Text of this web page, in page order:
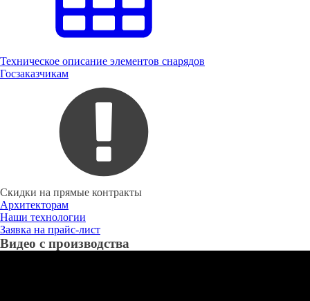
Техническое описание элементов снарядов
Госзаказчикам
Скидки на прямые контракты
Архитекторам
Наши технологии
Заявка на прайс-лист
Видео с производства